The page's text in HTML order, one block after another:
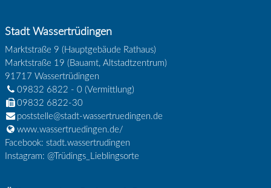
Stadt Wassertrüdingen
Marktstraße 9 (Hauptgebäude Rathaus)
Marktstraße 19 (Bauamt, Altstadtzentrum)
91717 Wassertrüdingen
09832 6822 - 0(Vermittlung)
09832 6822-30
poststelle@stadt-wassertruedingen.de
www.wassertruedingen.de/
Facebook: stadt.wassertrudingen
Instagram: @Trüdings_Lieblingsorte